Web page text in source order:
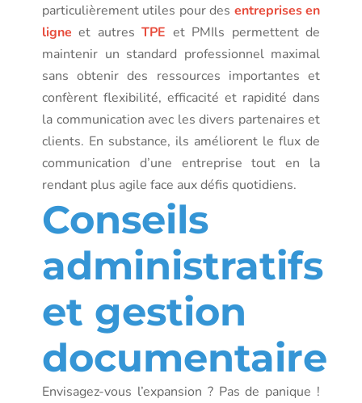
particulièrement utiles pour des entreprises en
ligne et autresTPE et PMIls permettent de
maintenir un standard professionnel maximal
sans obtenir des ressources importantes et
confèrent flexibilité, efficacité et rapidité dans
la communication avec les divers partenaires et
clients. En substance, ils améliorent le flux de
communication d’une entreprise tout en la
rendant plus agile face aux défis quotidiens.
Conseils
administratifs
et gestion
documentaire
Envisagez-vous l’expansion ? Pas de panique !